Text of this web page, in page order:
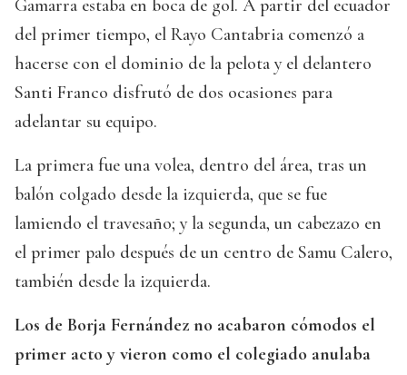
Gamarra estaba en boca de gol. A partir del ecuador
del primer tiempo, el Rayo Cantabria comenzó a
hacerse con el dominio de la pelota y el delantero
Santi Franco disfrutó de dos ocasiones para
adelantar su equipo.
La primera fue una volea, dentro del área, tras un
balón colgado desde la izquierda, que se fue
lamiendo el travesaño; y la segunda, un cabezazo en
el primer palo después de un centro de Samu Calero,
también desde la izquierda.
Los de Borja Fernández no acabaron cómodos el
primer acto y vieron como el colegiado anulaba